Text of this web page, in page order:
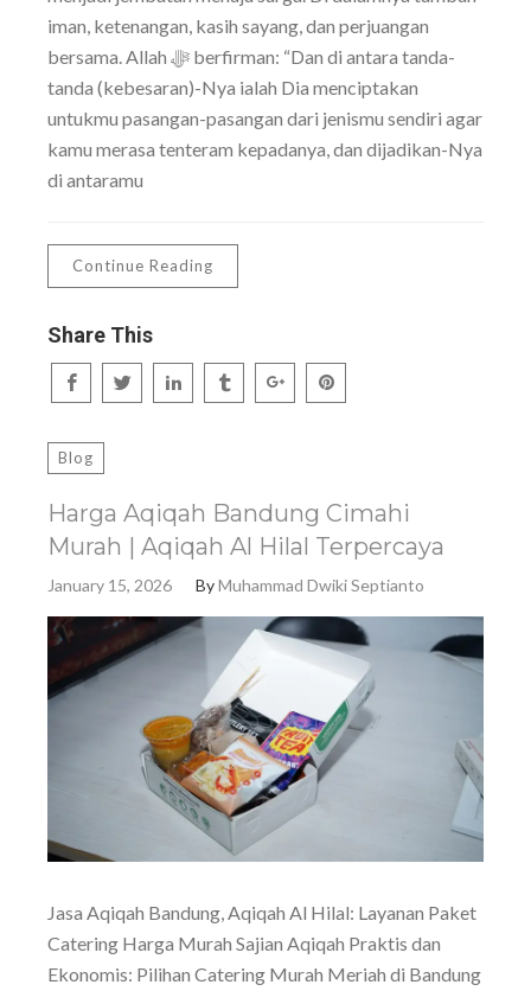
iman, ketenangan, kasih sayang, dan perjuangan
bersama. Allah ﷻ berfirman: “Dan di antara tanda-
tanda (kebesaran)-Nya ialah Dia menciptakan
untukmu pasangan-pasangan dari jenismu sendiri agar
kamu merasa tenteram kepadanya, dan dijadikan-Nya
di antaramu
Continue Reading
Share This
Blog
Harga Aqiqah Bandung Cimahi
Murah | Aqiqah Al Hilal Terpercaya
January 15, 2026 ByMuhammad Dwiki Septianto
Jasa Aqiqah Bandung, Aqiqah Al Hilal: Layanan Paket
Catering Harga Murah Sajian Aqiqah Praktis dan
Ekonomis: Pilihan Catering Murah Meriah di Bandung